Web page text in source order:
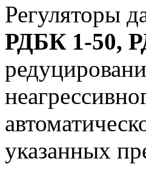
Регуляторы
РДБК 1-50,
указанных